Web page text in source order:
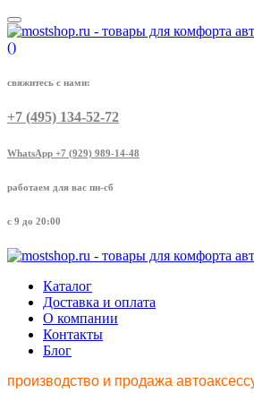
()
свяжитесь с нами:
+7 (495) 134-52-72
WhatsApp +7 (929) 989-14-48
работаем для вас пн-сб
с 9 до 20:00
Каталог
Доставка и оплата
О компании
Контакты
Блог
производство и продажа